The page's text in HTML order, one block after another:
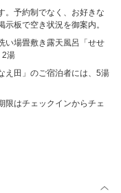
。予約制でなく、お好きな
板で空き状況を御案内。
い場畳敷き露天風呂「せせ
2湯
田」のご宿泊者には、5湯
限はチェックインからチェ